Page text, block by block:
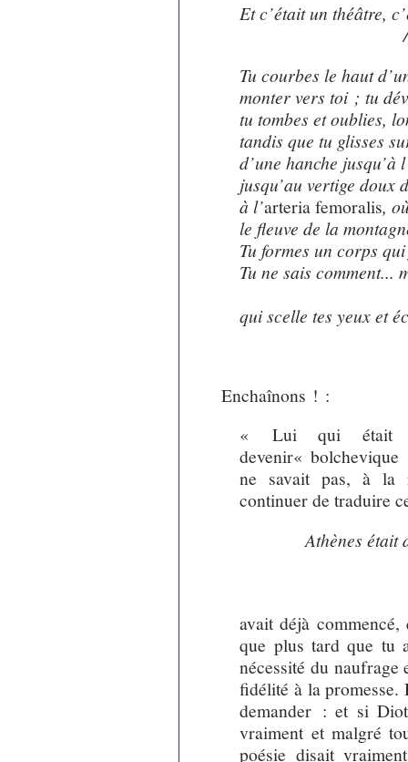
Et c’était un théâtre,
xxxxxxxxxxxxxxxxxxxx
Tu courbes le haut
monter vers toi ; tu
tu tombes et oublies,
tandis que tu glisses
d’une hanche
jusqu’au vertige doux
à l’arteria femoralis,
le fleuve de la
Tu formes un corps
Tu ne sais comment...
qui scelle tes yeux et
Enchaînons ! :
« Lui qui était
devenir«
ne savait pas, à la
continuer de traduire
xxxxxxxxAthènes était
avait déjà commencé,
que plus tard que tu
nécessité du naufrage
fidélité à la promesse.
demander : et si
vraiment et malgré
poésie disait